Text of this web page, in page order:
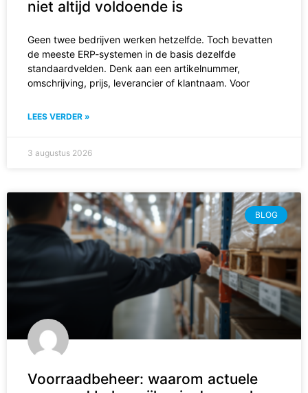
niet altijd voldoende is
Geen twee bedrijven werken hetzelfde. Toch bevatten
de meeste ERP-systemen in de basis dezelfde
standaardvelden. Denk aan een artikelnummer,
omschrijving, prijs, leverancier of klantnaam. Voor
LEES VERDER »
3 augustus 2026
BLOG
Voorraadbeheer: waarom actuele